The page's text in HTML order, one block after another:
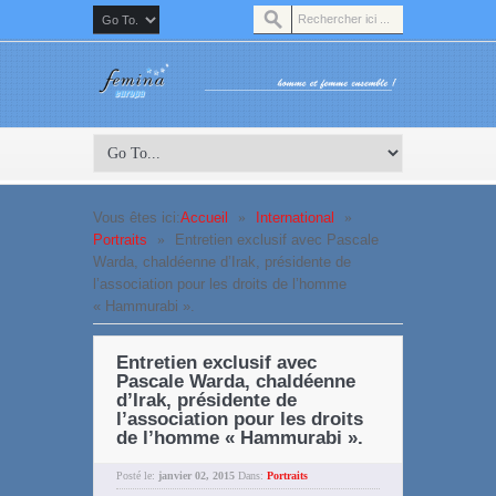
Vous êtes ici:Accueil » International
»
Portraits
»
Entretien exclusif avec Pascale
Warda, chaldéenne d’Irak, présidente de
l’association pour les droits de l’homme
« Hammurabi ».
Entretien exclusif avec
Pascale Warda, chaldéenne
d’Irak, présidente de
l’association pour les droits
de l’homme « Hammurabi ».
Posté le: janvier 02, 2015 Dans: Portraits